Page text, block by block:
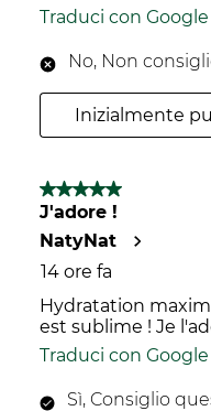
Traduci con Google
No, Non
Inizialmente
5 su 5 stelle.
J'adore !
NatyNat
14 ore fa
Hydratation
est sublime ! Je
Traduci con Google
Sì, Consiglio